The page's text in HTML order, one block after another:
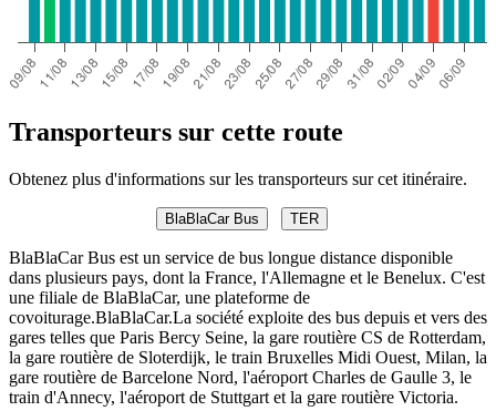
Transporteurs sur cette route
Obtenez plus d'informations sur les transporteurs sur cet itinéraire.
BlaBlaCar Bus TER
BlaBlaCar Bus est un service de bus longue distance disponible
dans plusieurs pays, dont la France, l'Allemagne et le Benelux. C'est
une filiale de BlaBlaCar, une plateforme de
covoiturage.BlaBlaCar.La société exploite des bus depuis et vers des
gares telles que Paris Bercy Seine, la gare routière CS de Rotterdam,
la gare routière de Sloterdijk, le train Bruxelles Midi Ouest, Milan, la
gare routière de Barcelone Nord, l'aéroport Charles de Gaulle 3, le
train d'Annecy, l'aéroport de Stuttgart et la gare routière Victoria.